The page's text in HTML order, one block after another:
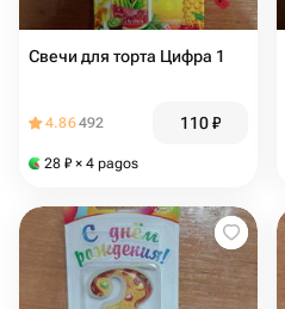
Свечи для торта Цифра 1
4.86492 110₽
28 ₽ × 4 pagos